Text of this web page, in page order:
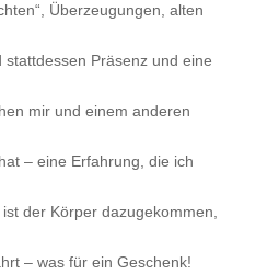
Überzeugungen, alten
Präsenz und eine
mir und einem anderen
– eine Erfahrung, die ich
der Körper dazugekommen,
– was für ein Geschenk!